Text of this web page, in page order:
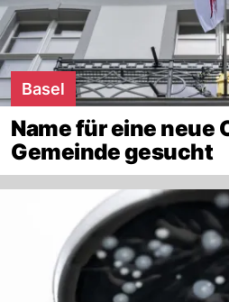
Basel
Name für eine neue
Gemeinde gesucht